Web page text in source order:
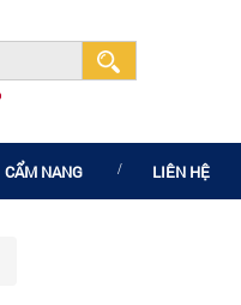
CẨM NANG LIÊN HỆ